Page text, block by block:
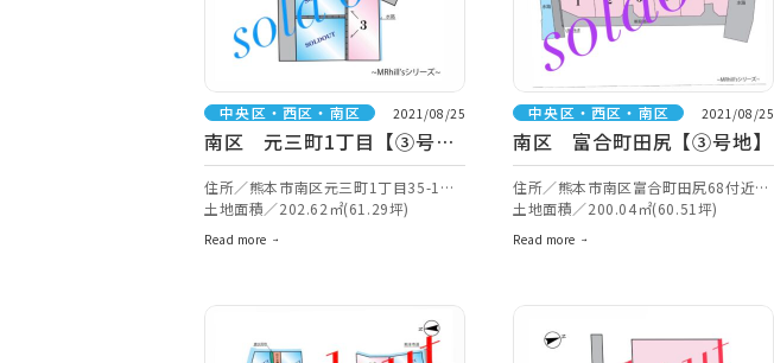
中央区・西区・南区 2021/08/25
南区 元三町1丁目【③号
地】
住所／熊本市南区元三町1丁目35-1付
近【ナビ検索】
土地面積／202.62㎡(61.29坪)
Read more
中央区・西区・南区 2021/08/25
南区 富合町田尻【③号地】
住所／熊本市南区富合町田尻68付近
【ナビ検索】
土地面積／200.04㎡(60.51坪)
Read more